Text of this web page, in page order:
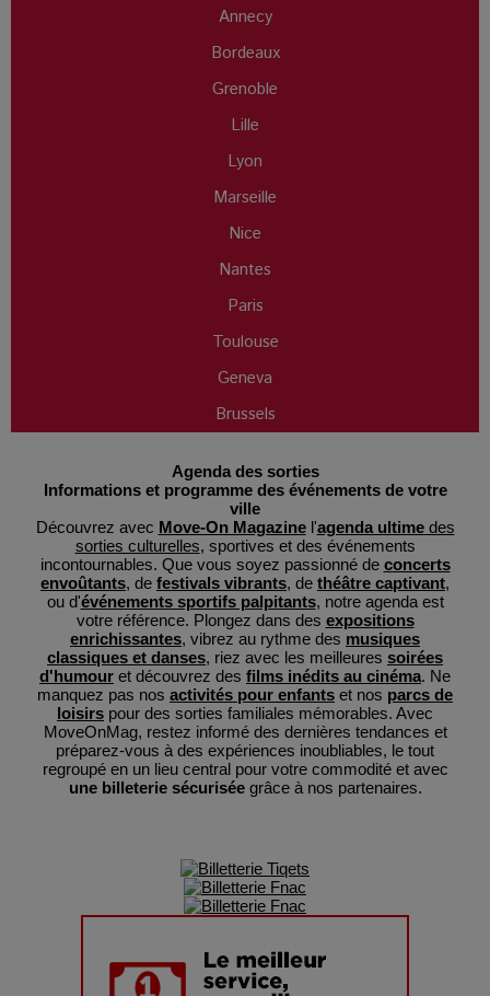
Annecy
Bordeaux
Grenoble
Lille
Lyon
Marseille
Nice
Nantes
Paris
Toulouse
Geneva
Brussels
Agenda des sorties
Informations et programme des événements de votre
ville
Découvrez avec Move-On Magazinel'agenda ultimedes
sorties culturelles, sportives et des événements
incontournables. Que vous soyez passionné de concerts
envoûtants, de festivals vibrants, de théâtre captivant,
ou d'événements sportifs palpitants, notre agenda est
votre référence. Plongez dans des expositions
enrichissantes, vibrez au rythme des musiques
classiques et danses, riez avec les meilleures soirées
d'humour et découvrez des films inédits au cinéma. Ne
manquez pas nos activités pour enfants et nos parcs de
loisirs pour des sorties familiales mémorables. Avec
MoveOnMag, restez informé des dernières tendances et
préparez-vous à des expériences inoubliables, le tout
regroupé en un lieu central pour votre commodité et avec
une billeterie sécuriséegrâce à nos partenaires.